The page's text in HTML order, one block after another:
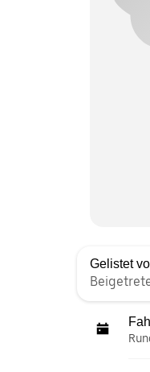
Gelistet